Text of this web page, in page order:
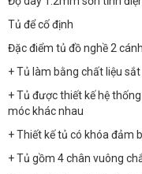
Tủ để cố định
Đặc điểm tủ đồ nghề 2
+ Tủ làm bằng chất liệu
+ Tủ được thiết kế hệ
móc khác nhau
+ Thiết kế tủ có khóa đảm
+ Tủ gồm 4 chân vuông